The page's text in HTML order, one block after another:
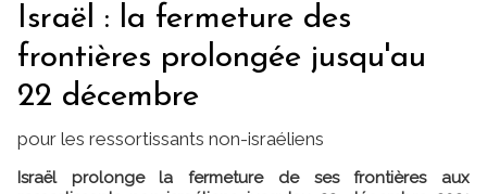
Israël : la fermeture des
frontières prolongée jusqu'au
22 décembre
pour les ressortissants non-israéliens
Israël prolonge la fermeture de ses frontières aux